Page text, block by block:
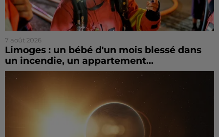
7 août 2026
Limoges : un bébé d'un mois blessé dans
un incendie, un appartement...